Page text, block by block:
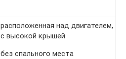
расположенная над двигателем,
с высокой крышей
без спального места